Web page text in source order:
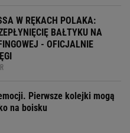
W RĘKACH POLAKA:
BAŁTYKU NA
- OFICJALNIE
Pierwsze kolejki mogą
na boisku